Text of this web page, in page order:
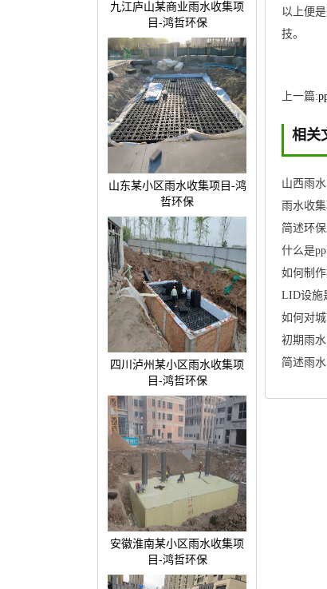
九江庐山某商业雨水收集项
目-鸿哲环保
山东某小区雨水收集项目-鸿
哲环保
四川泸州某小区雨水收集项
目-鸿哲环保
安徽淮南某小区雨水收集项
目-鸿哲环保
以上便
技。
上一篇:
相关
山西雨
雨水收
简述环
什么是
如何制
LID设施
如何对
简述雨